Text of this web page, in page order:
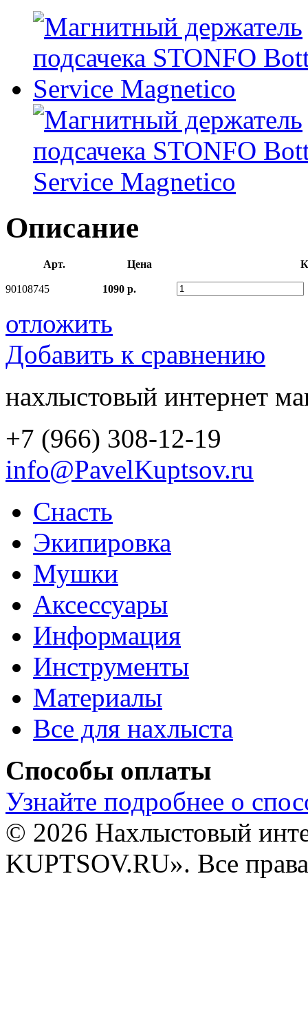
Описание
Арт. Цена
90108745 1090 р.
отложить
Добавить к сравнению
нахлыстовый интернет
+7 (966) 308-12-19
info@PavelKuptsov.ru
Снасть
Экипировка
Мушки
Аксессуары
Информация
Инструменты
Материалы
Все для нахлыста
Способы оплаты
Узнайте подробнее о
© 2026 Нахлыстовый
KUPTSOV.RU». Все